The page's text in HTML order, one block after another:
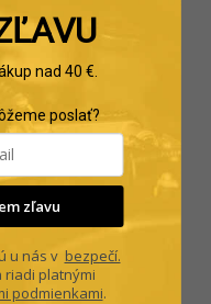
nad 40 €.
poslať?
zľavu
u nás v bezpečí.
riadi platnými
podmienkami.